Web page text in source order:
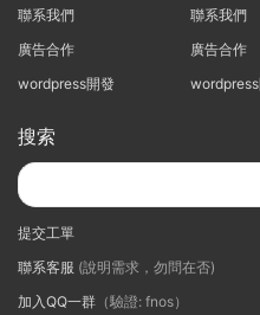
聯系我們
廣告合作
wordpress開發
聯系我們
廣告合作
搜索
提交工單
聯系客服 (說明需求，勿問在否)
加入QQ一群 （驗證: fnos）